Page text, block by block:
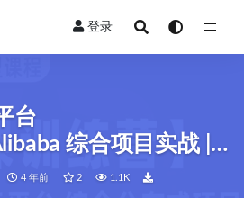
登录
台
综合项目实战 |
4 年前 2 1.1K